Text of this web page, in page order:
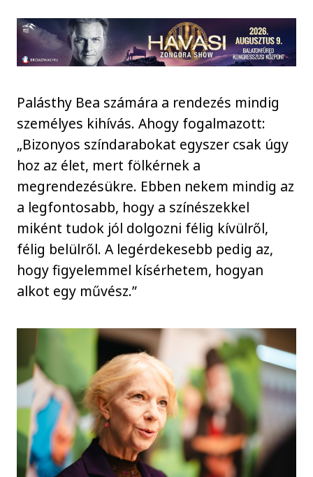
Palásthy Bea számára a rendezés mindig
személyes kihívás. Ahogy fogalmazott:
„Bizonyos színdarabokat egyszer csak úgy
hoz az élet, mert fölkérnek a
megrendezésükre. Ebben nekem mindig az
a legfontosabb, hogy a színészekkel
miként tudok jól dolgozni félig kívülről,
félig belülről. A legérdekesebb pedig az,
hogy figyelemmel kísérhetem, hogyan
alkot egy művész.”